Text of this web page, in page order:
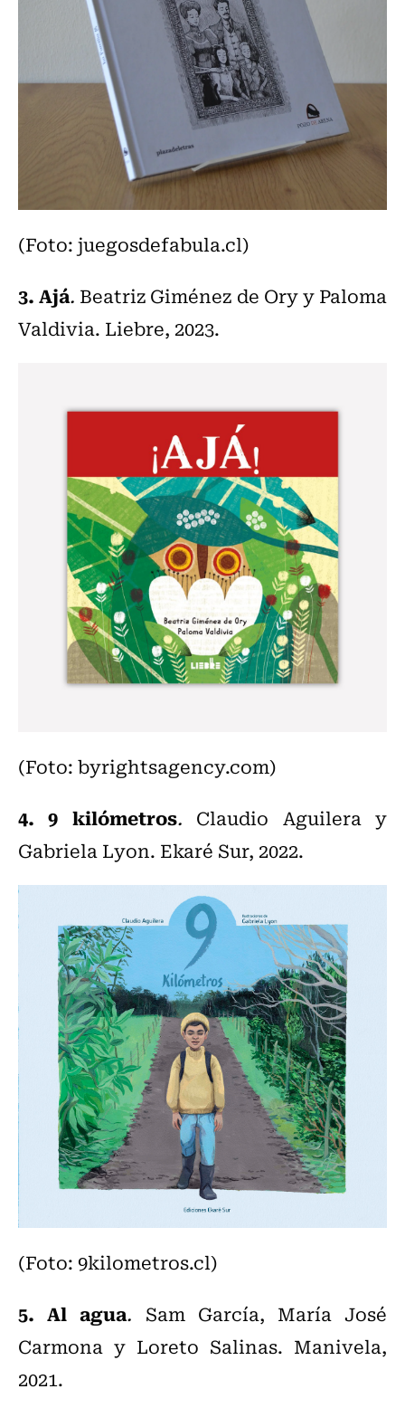
(Foto: juegosdefabula.cl)
3. Ajá. Beatriz Giménez de Ory y Paloma
Valdivia. Liebre, 2023.
(Foto: byrightsagency.com)
4. 9 kilómetros. Claudio Aguilera y
Gabriela Lyon. Ekaré Sur, 2022.
(Foto: 9kilometros.cl)
5. Al agua. Sam García, María José
Carmona y Loreto Salinas. Manivela,
2021.